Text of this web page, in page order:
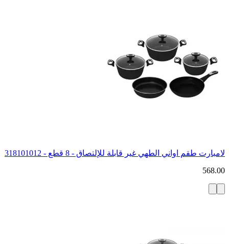
لامبارت طقم اواني الطهي غير قابلة للإلتصاق - 8 قطع - 318101012
568.00